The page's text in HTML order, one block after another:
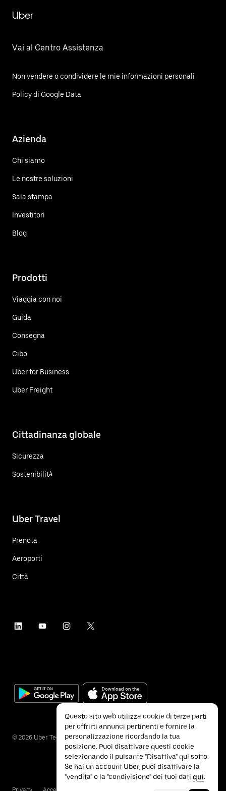
Uber
Vai al Centro Assistenza
Non vendere o condividere le mie informazioni personali
Policy di Google Data
Azienda
Chi siamo
Le nostre soluzioni
Sala stampa
Investitori
Blog
Prodotti
Viaggia con noi
Guida
Consegna
Cibo
Uber for Business
Uber Freight
Cittadinanza globale
Sicurezza
Sostenibilità
Uber Travel
Prenota
Aeroporti
Città
© 2026 Uber Technologies Inc.
Questo sito web utilizza cookie di terze parti
per offrirti annunci pertinenti e fornire la
personalizzazione ricordando la tua
posizione. Puoi disattivare questi cookie
selezionando il pulsante "Disattiva" qui sotto.
Se hai un account Uber, puoi disattivare la
"vendita" o la "condivisione" dei tuoi dati qui.